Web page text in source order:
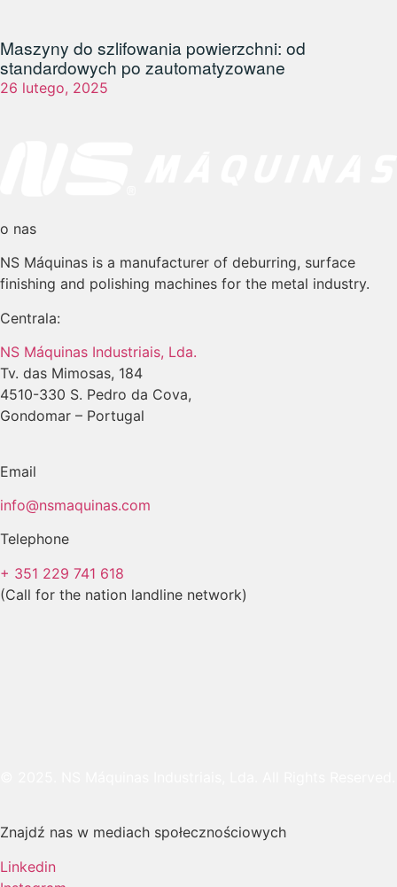
Maszyny do szlifowania powierzchni: od
standardowych po zautomatyzowane
26 lutego, 2025
o nas
NS Máquinas is a manufacturer of deburring, surface
finishing and polishing machines for the metal industry.
Centrala:
NS Máquinas Industriais, Lda.
Tv. das Mimosas, 184
4510-330 S. Pedro da Cova,
Gondomar – Portugal
Email
info@nsmaquinas.com
Telephone
+ 351 229 741 618
(Call for the nation landline network)
Znajdź nas w mediach społecznościowych
Linkedin